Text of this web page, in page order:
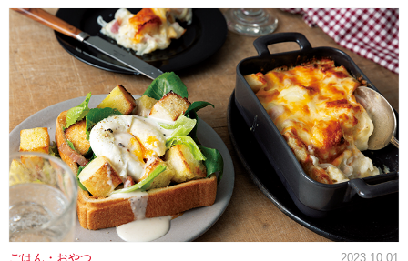
ごはん・おやつ 2023.10.01